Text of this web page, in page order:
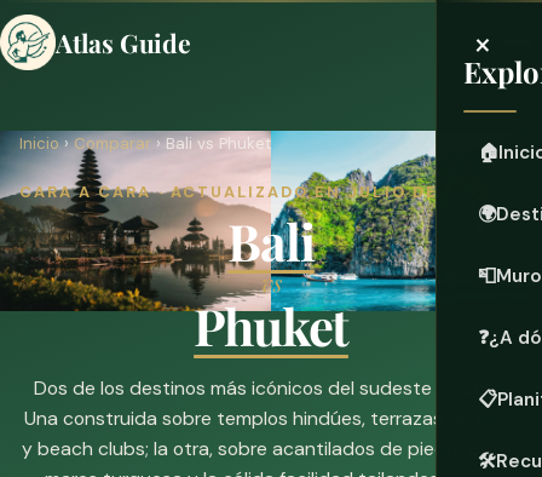
Atlas Guide ×
🏠
🌍
📮
❓¿A
📋
🛠️
Inicio›Comparar› Bali vs Phuket
CARA A CARA · ACTUALIZADO EN JULIO DE 2026
Bali
vs
Phuket
Dos de los destinos más icónicos del sudeste asiático.
Una construida sobre templos hindúes, terrazas de arroz
y beach clubs; la otra, sobre acantilados de piedra caliza,